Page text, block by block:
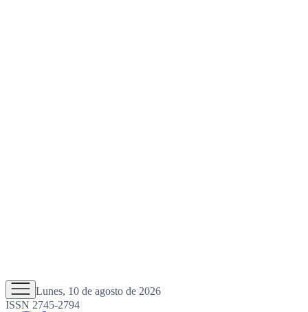
Lunes, 10 de agosto de 2026
ISSN 2745-2794